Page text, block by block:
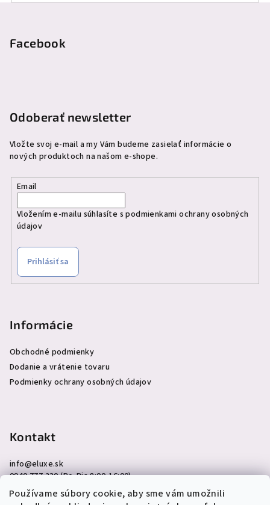
Používame súbory cookie, aby sme vám umožnili
Facebook
Odoberať newsletter
Vložte svoj e-mail a my Vám budeme zasielať informácie o
nových produktoch na našom e-shope.
Email
Vložením e-mailu súhlasíte spodmienkami ochrany osobných
údajov
Prihlásiť sa
Informácie
Obchodné podmienky
Dodanie a vrátenie tovaru
Podmienky ochrany osobných údajov
Kontakt
info@eluxe.sk
0940 777 230 (Po-Pia 8:00-16:00)